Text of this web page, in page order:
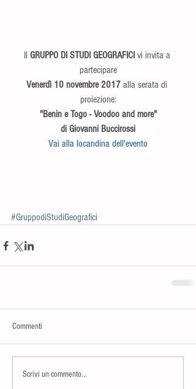
GRUPPO DI STUDI GEOGRAFICI vi invita a
partecipare
Venerdì 10 novembre 2017 alla serata di
proiezione:
"Benin e Togo - Voodoo and more"
di Giovanni Buccirossi
Vai alla locandina dell'evento
#GruppodiStudiGeografici
Commenti
Scrivi un commento...